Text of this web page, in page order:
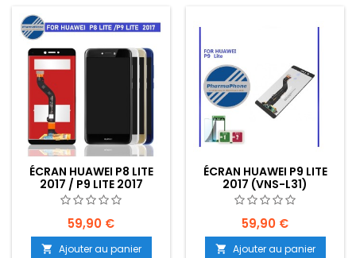
ÉCRAN HUAWEI P8 LITE
2017 / P9 LITE 2017
EMPLACEMENT: Z2 R2 E10
59,90 €
 Ajouter au panier
ÉCRAN HUAWEI P9 LITE
2017 (VNS-L31)
EMPLACEMENT: Z2-R10-
E01
59,90 €
 Ajouter au panier